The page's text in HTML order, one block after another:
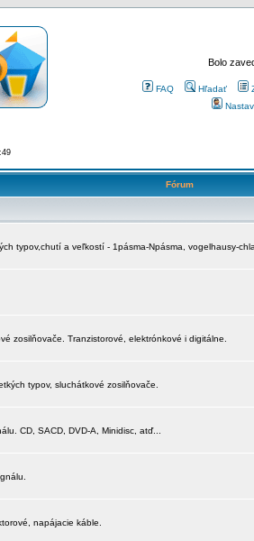
Bolo
FAQ Hľadať
Fórum
typov,chutí a veľkostí - 1pásma-Npásma, vogelhausy-
zosilňovače. Tranzistorové, elektrónkové i digitálne.
typov, sluchátkové zosilňovače.
CD, SACD, DVD-A, Minidisc, atď...
napájacie káble.